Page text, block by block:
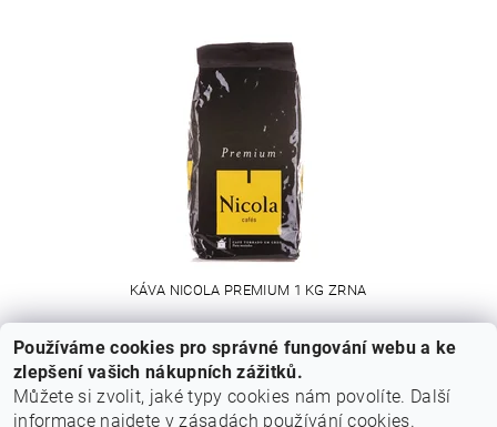
KÁVA NICOLA PREMIUM 1 KG ZRNA
790 Kč
Používáme cookies pro správné fungování webu a ke
zlepšení vašich nákupních zážitků.
Můžete si zvolit, jaké typy cookies nám povolíte. Další
informace najdete vzásadách používání cookies.